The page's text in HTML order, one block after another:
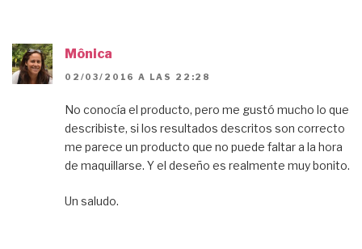
Mônica
02/03/2016 A LAS 22:28
No conocía el producto, pero me gustó mucho lo que
describiste, si los resultados descritos son correcto
me parece un producto que no puede faltar a la hora
de maquillarse. Y el deseño es realmente muy bonito.
Un saludo.